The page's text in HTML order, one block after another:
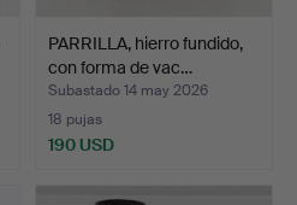
PARRILLA, hierro fundido,
con forma de vac…
Subastado 14 may 2026
18 pujas
190 USD